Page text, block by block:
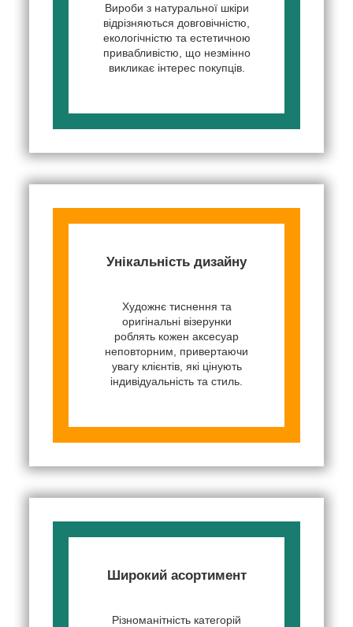
Вироби з натуральної шкіри
відрізняються довговічністю,
екологічністю та естетичною
привабливістю, що незмінно
викликає інтерес покупців.
Унікальність дизайну
Художнє тиснення та
оригінальні візерунки
роблять кожен аксесуар
неповторним, привертаючи
увагу клієнтів, які цінують
індивідуальність та стиль.
Широкий асортимент
Різноманітність категорій